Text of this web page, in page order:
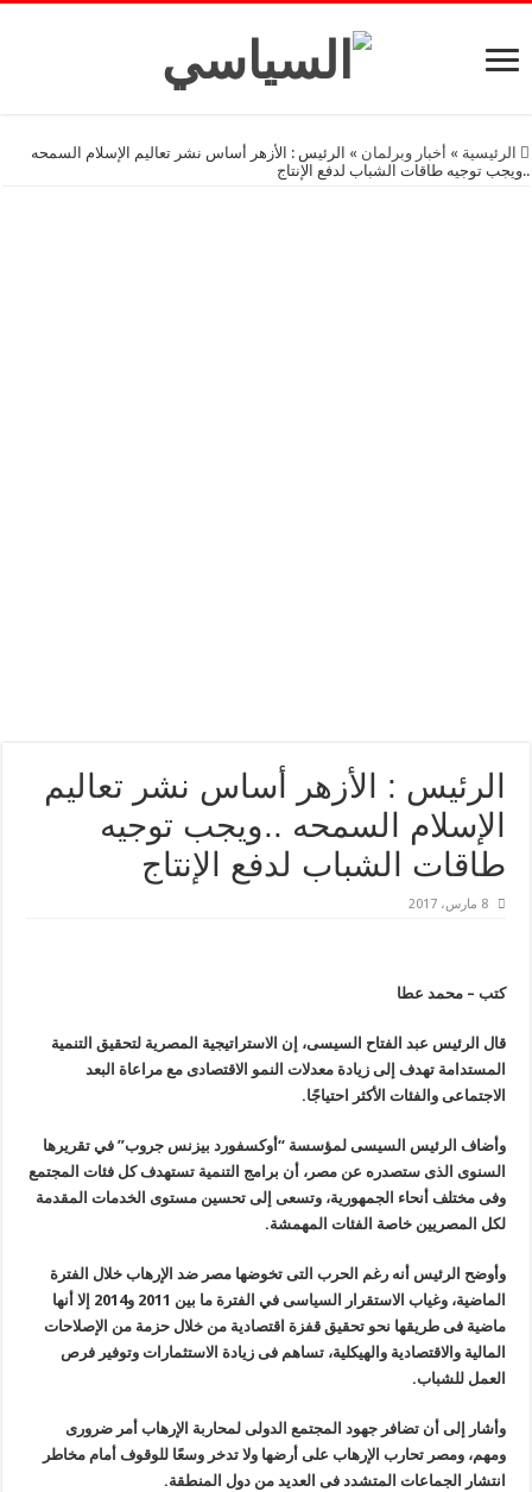
الرئيسية » أخبار وبرلمان » الرئيس : الأزهر أساس نشر تعاليم الإسلام السمحه
..ويجب توجيه طاقات الشباب لدفع الإنتاج
الرئيس : الأزهر أساس نشر تعاليم
الإسلام السمحه ..ويجب توجيه
طاقات الشباب لدفع الإنتاج
8 مارس، 2017
كتب – محمد عطا
قال الرئيس عبد الفتاح السيسى، إن الاستراتيجية المصرية لتحقيق التنمية
المستدامة تهدف إلى زيادة معدلات النمو الاقتصادى مع مراعاة البعد
الاجتماعى والفئات الأكثر احتياجًا.
وأضاف الرئيس السيسى لمؤسسة “أوكسفورد بيزنس جروب” في تقريرها
السنوى الذى ستصدره عن مصر، أن برامج التنمية تستهدف كل فئات المجتمع
وفى مختلف أنحاء الجمهورية، وتسعى إلى تحسين مستوى الخدمات المقدمة
لكل المصريين خاصة الفئات المهمشة.
وأوضح الرئيس أنه رغم الحرب التى تخوضها مصر ضد الإرهاب خلال الفترة
الماضية، وغياب الاستقرار السياسى في الفترة ما بين 2011 و2014 إلا أنها
ماضية فى طريقها نحو تحقيق قفزة اقتصادية من خلال حزمة من الإصلاحات
المالية والاقتصادية والهيكلية، تساهم فى زيادة الاستثمارات وتوفير فرص
العمل للشباب.
وأشار إلى أن تضافر جهود المجتمع الدولى لمحاربة الإرهاب أمر ضرورى
ومهم، ومصر تحارب الإرهاب على أرضها ولا تدخر وسعًا للوقوف أمام مخاطر
انتشار الجماعات المتشدد فى العديد من دول المنطقة.